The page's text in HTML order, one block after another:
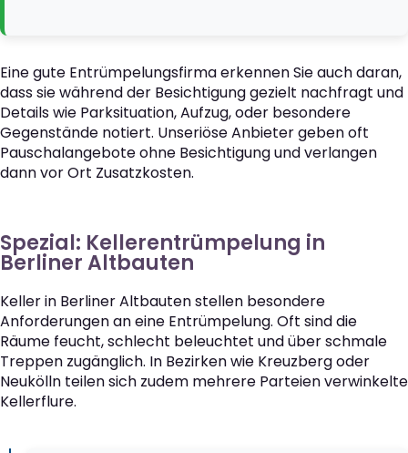
Eine gute Entrümpelungsfirma erkennen Sie auch daran,
dass sie während der Besichtigung gezielt nachfragt und
Details wie Parksituation, Aufzug, oder besondere
Gegenstände notiert. Unseriöse Anbieter geben oft
Pauschalangebote ohne Besichtigung und verlangen
dann vor Ort Zusatzkosten.
Spezial: Kellerentrümpelung in
Berliner Altbauten
Keller in Berliner Altbauten stellen besondere
Anforderungen an eine Entrümpelung. Oft sind die
Räume feucht, schlecht beleuchtet und über schmale
Treppen zugänglich. In Bezirken wie Kreuzberg oder
Neukölln teilen sich zudem mehrere Parteien verwinkelte
Kellerflure.